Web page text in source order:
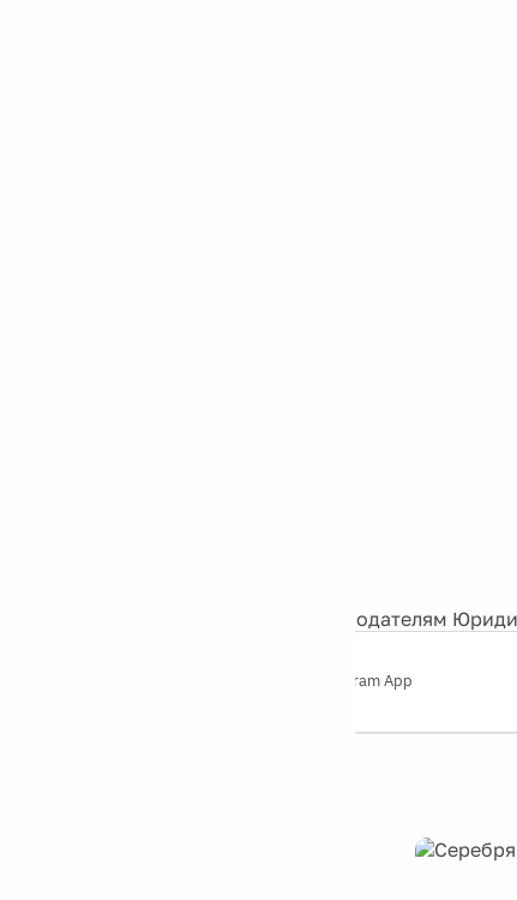
Рекламодателям
Telegram App